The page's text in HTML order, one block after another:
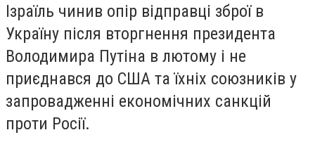
Ізраїль чинив опір відправці зброї в
Україну після вторгнення президента
Володимира Путіна в лютому і не
приєднався до США та їхніх союзників у
запровадженні економічних санкцій
проти Росії.